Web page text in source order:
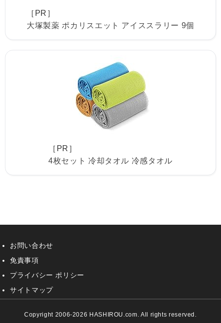
［PR］
大塚製薬 ポカリスエット アイススラリー 9個
［PR］
4枚セット 冷却タオル 冷感タオル
お問い合わせ
免責事項
プライバシー ポリシー
サイトマップ
Copyright 2006-2026 HASHIROU.com. All rights reserved.